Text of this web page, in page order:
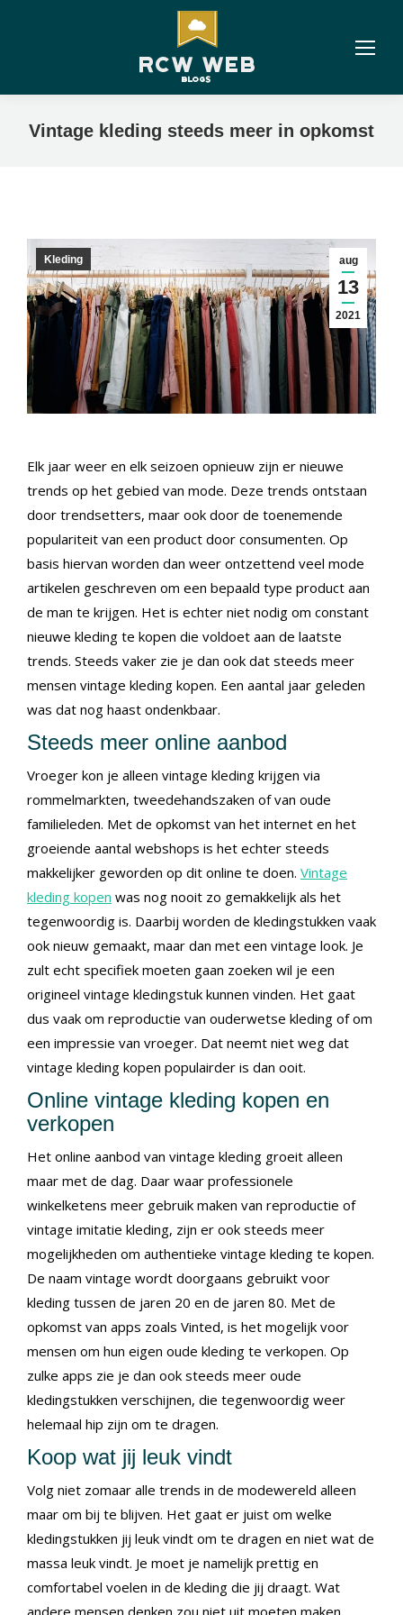
Vintage kleding steeds meer in opkomst
aug
13
2021
Kleding
Elk jaar weer en elk seizoen opnieuw zijn er nieuwe
trends op het gebied van mode. Deze trends ontstaan
door trendsetters, maar ook door de toenemende
populariteit van een product door consumenten. Op
basis hiervan worden dan weer ontzettend veel mode
artikelen geschreven om een bepaald type product aan
de man te krijgen. Het is echter niet nodig om constant
nieuwe kleding te kopen die voldoet aan de laatste
trends. Steeds vaker zie je dan ook dat steeds meer
mensen vintage kleding kopen. Een aantal jaar geleden
was dat nog haast ondenkbaar.
Steeds meer online aanbod
Vroeger kon je alleen vintage kleding krijgen via
rommelmarkten, tweedehandszaken of van oude
familieleden. Met de opkomst van het internet en het
groeiende aantal webshops is het echter steeds
makkelijker geworden op dit online te doen. Vintage
kleding kopen was nog nooit zo gemakkelijk als het
tegenwoordig is. Daarbij worden de kledingstukken vaak
ook nieuw gemaakt, maar dan met een vintage look. Je
zult echt specifiek moeten gaan zoeken wil je een
origineel vintage kledingstuk kunnen vinden. Het gaat
dus vaak om reproductie van ouderwetse kleding of om
een impressie van vroeger. Dat neemt niet weg dat
vintage kleding kopen populairder is dan ooit.
Online vintage kleding kopen en
verkopen
Het online aanbod van vintage kleding groeit alleen
maar met de dag. Daar waar professionele
winkelketens meer gebruik maken van reproductie of
vintage imitatie kleding, zijn er ook steeds meer
mogelijkheden om authentieke vintage kleding te kopen.
De naam vintage wordt doorgaans gebruikt voor
kleding tussen de jaren 20 en de jaren 80. Met de
opkomst van apps zoals Vinted, is het mogelijk voor
mensen om hun eigen oude kleding te verkopen. Op
zulke apps zie je dan ook steeds meer oude
kledingstukken verschijnen, die tegenwoordig weer
helemaal hip zijn om te dragen.
Koop wat jij leuk vindt
Volg niet zomaar alle trends in de modewereld alleen
maar om bij te blijven. Het gaat er juist om welke
kledingstukken jij leuk vindt om te dragen en niet wat de
massa leuk vindt. Je moet je namelijk prettig en
comfortabel voelen in de kleding die jij draagt. Wat
andere mensen denken zou niet uit moeten maken.